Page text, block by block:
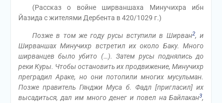
(Рассказ о войне ширваншаха Минучихра ибн
Йазида с жителями Дербента в 420/1029 г.)
Позже в том же году русы вступили в Ширван2, и
Ширваншах Минучихр встретил их около Баку. Много
ширванцев было убито (…). Затем русы поднялись до
реки Куры. Чтобы остановить их продвижение, Минучихр
преградил Араке, но они потопили многих мусульман.
Позже правитель Гянджи Муса б. Фадл [пригласил] их
высадиться, дал им много денег и повел на Байлакан3,